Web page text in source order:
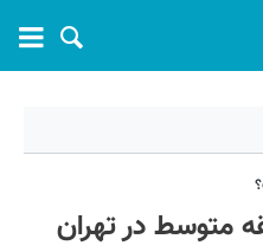
متوسط در تهران